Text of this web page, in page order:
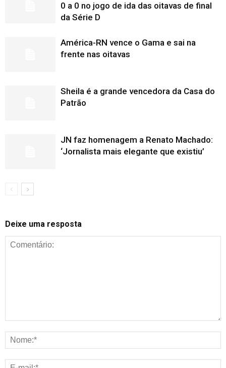
0 a 0 no jogo de ida das oitavas de final
da Série D
América-RN vence o Gama e sai na
frente nas oitavas
Sheila é a grande vencedora da Casa do
Patrão
JN faz homenagem a Renato Machado:
‘Jornalista mais elegante que existiu’
Deixe uma resposta